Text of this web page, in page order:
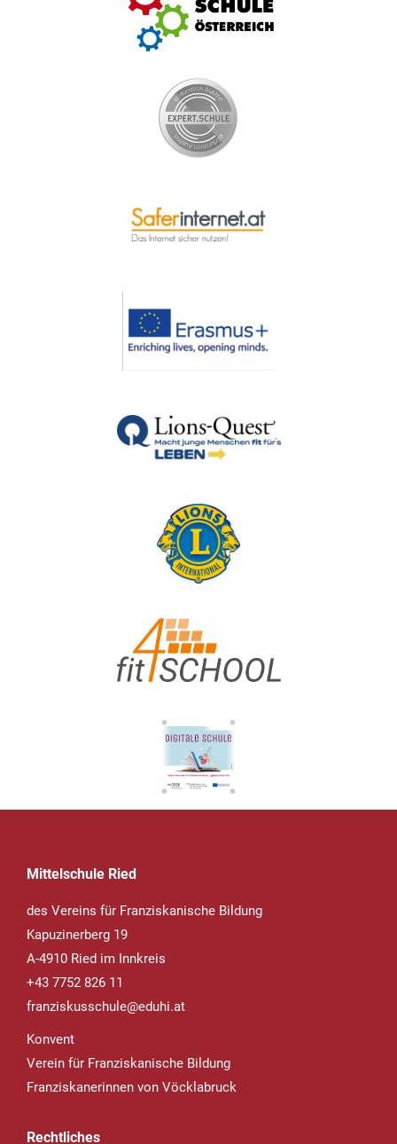
Mittelschule Ried
des Vereins für Franziskanische Bildung
Kapuzinerberg 19
A-4910 Ried im Innkreis
+43 7752 826 11
franziskusschule@eduhi.at
Konvent
Verein für Franziskanische Bildung
Franziskanerinnen von Vöcklabruck
Rechtliches